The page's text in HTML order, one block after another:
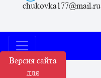
Версия сайта
для
chukovka177@mail.ru